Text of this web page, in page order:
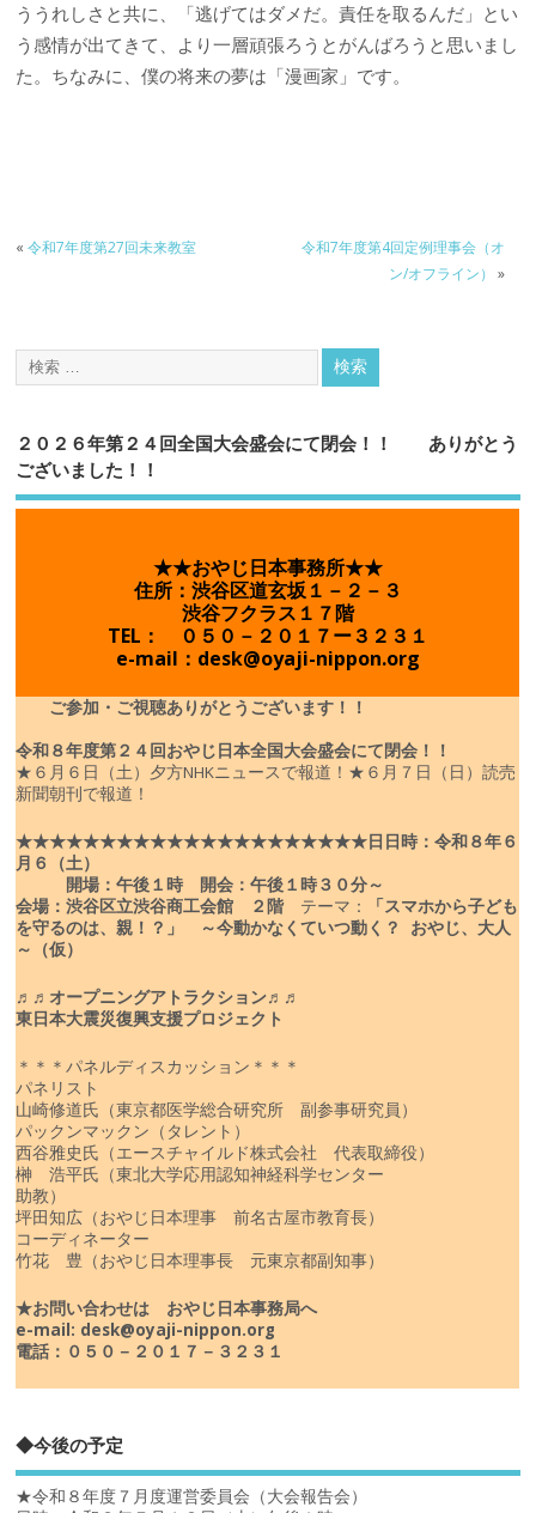
ううれしさと共に、「逃げてはダメだ。責任を取るんだ」とい
う感情が出てきて、より一層頑張ろうとがんばろうと思いまし
た。ちなみに、僕の将来の夢は「漫画家」です。
«令和7年度第27回未来教室
令和7年度第4回定例理事会（オ
ン/オフライン） »
２０２６年第２４回全国大会盛会にて閉会！！ ありがとう
ございました！！
★★おやじ日本事務所★★
住所：渋谷区道玄坂１－２－３
渋谷フクラス１７階
TEL： ０５０－２０１７ー３２３１
e-mail：desk@oyaji-nippon.org
ご参加・ご視聴ありがとうございます！！
令和８年度第２４回おやじ日本全国大会盛会にて閉会！！
★６月６日（土）夕方NHKニュースで報道！ ★６月７日（日）読売
新聞朝刊で報道！
★★★★★★★★★★★★★★★★★★★★★日 日時：令和８年６
月６（土）
開場：午後１時 開会：午後１時３０分～
会場：渋谷区立渋谷商工会館 ２階 テーマ：
「スマホから子ども
を守るのは、親！？」
～今動かなくていつ動く？ おやじ、大人
～（仮）
♬♬オープニングアトラクション♬♬
東日本大震災復興支援プロジェクト
＊＊＊パネルディスカッション＊＊＊
パネリスト
山崎修道氏（東京都医学総合研究所 副参事研究員）
パックンマックン（タレント）
西谷雅史氏（エースチャイルド株式会社 代表取締役）
榊 浩平氏（東北大学応用認知神経科学センター
助教）
坪田知広（おやじ日本理事 前名古屋市教育長）
コーディネーター
竹花 豊（おやじ日本理事長 元東京都副知事）
★お問い合わせは おやじ日本事務局へ
e-mail: desk@oyaji-nippon.org
電話：０５０－２０１７－３２３１
◆今後の予定
★令和８年度７月度運営委員会（大会報告会）